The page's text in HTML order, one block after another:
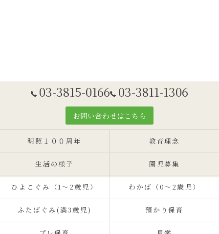
03-3815-0166 03-3811-1306
お問い合わせはこちら
明照１００周年 教育理念
生活の様子 園児募集
ひよこぐみ（1〜2歳児） わかば（0～2歳児）
ふたばぐみ(満3歳児) 預かり保育